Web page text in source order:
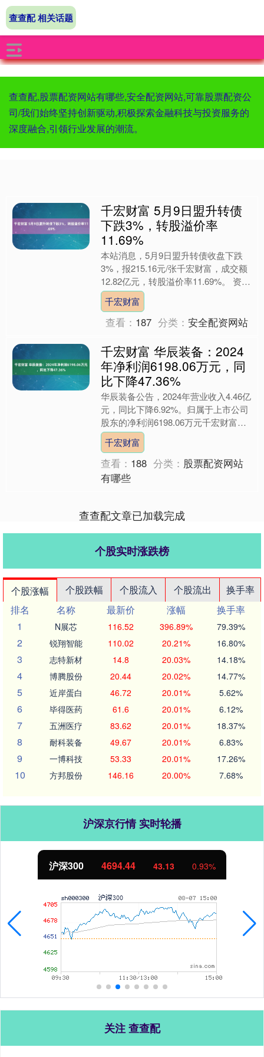
查查配,股票配资网站有哪些,安全配资网站,可靠股票配资公
司/我们始终坚持创新驱动,积极探索金融科技与投资服务的
深度融合,引领行业发展的潮流。
查查配 相关话题
千宏财富 5月9日盟升转债
下跌3%，转股溢价率
11.69%
本站消息，5月9日盟升转债收盘下跌
3%，报215.16元/张千宏财富，成交额
12.82亿元，转股溢价率11.69%。 资料
显示，盟升转债信用级别为“A+”，债
券....
千宏财富
查看： 187 分类：安全配资网站
千宏财富 华辰装备：2024
年净利润6198.06万元，同
比下降47.36%
华辰装备公告，2024年营业收入4.46亿
元，同比下降6.92%。归属于上市公司
股东的净利润6198.06万元千宏财富，
同比下降47.36%。公司拟向全体股东
每....
千宏财富
查看： 188 分类： 股票配资网站
有哪些
查查配文章已加载完成
个股实时涨跌榜
个股涨幅 个股跌幅 个股流入 个股流出
换手率
排名
名称 最新价 涨幅
换手率
1
N展芯 116.52 396.89% 79.39%
2 锐翔智能 110.02 20.21% 16.80%
3 志特新材 14.8 20.03% 14.18%
4 博腾股份 20.44 20.02% 14.77%
5 近岸蛋白 46.72 20.01% 5.62%
6 毕得医药 61.6 20.01% 6.12%
7 五洲医疗 83.62 20.01% 18.37%
8 耐科装备 49.67 20.01% 6.83%
9 一博科技 53.33 20.01% 17.26%
10 方邦股份 146.16 20.00% 7.68%
沪深京行情 实时轮播
沪深300 4694.44 43.13 0.93%
关注 查查配